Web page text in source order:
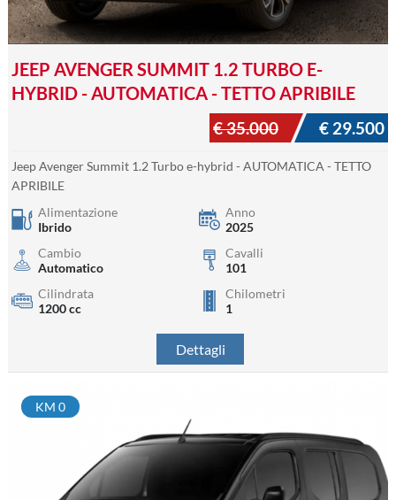
JEEP AVENGER SUMMIT 1.2 TURBO E-
HYBRID - AUTOMATICA - TETTO APRIBILE
€ 29.500
€ 35.000
Jeep Avenger Summit 1.2 Turbo e-hybrid - AUTOMATICA - TETTO
APRIBILE
Alimentazione
Ibrido
Anno
2025
Cambio
Automatico
Cavalli
101
Cilindrata
1200 cc
Chilometri
1
Dettagli
KM 0